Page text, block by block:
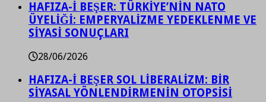
HAFIZA-İ BEŞER: TÜRKİYE’NİN NATO
ÜYELİĞİ: EMPERYALİZME YEDEKLENME VE
SİYASİ SONUÇLARI
28/06/2026
HAFIZA-İ BEŞER SOL LİBERALİZM: BİR
SİYASAL YÖNLENDİRMENİN OTOPSİSİ